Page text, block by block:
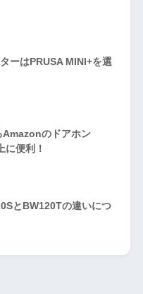
ーはPRUSA MINI+を選
Amazonのドアホン
に便利！
とBW120Tの違いにつ